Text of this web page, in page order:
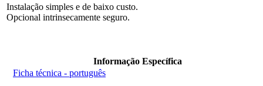
Instalação simples e de baixo custo.
Opcional intrinsecamente seguro.
Informação Específica
Ficha técnica - português